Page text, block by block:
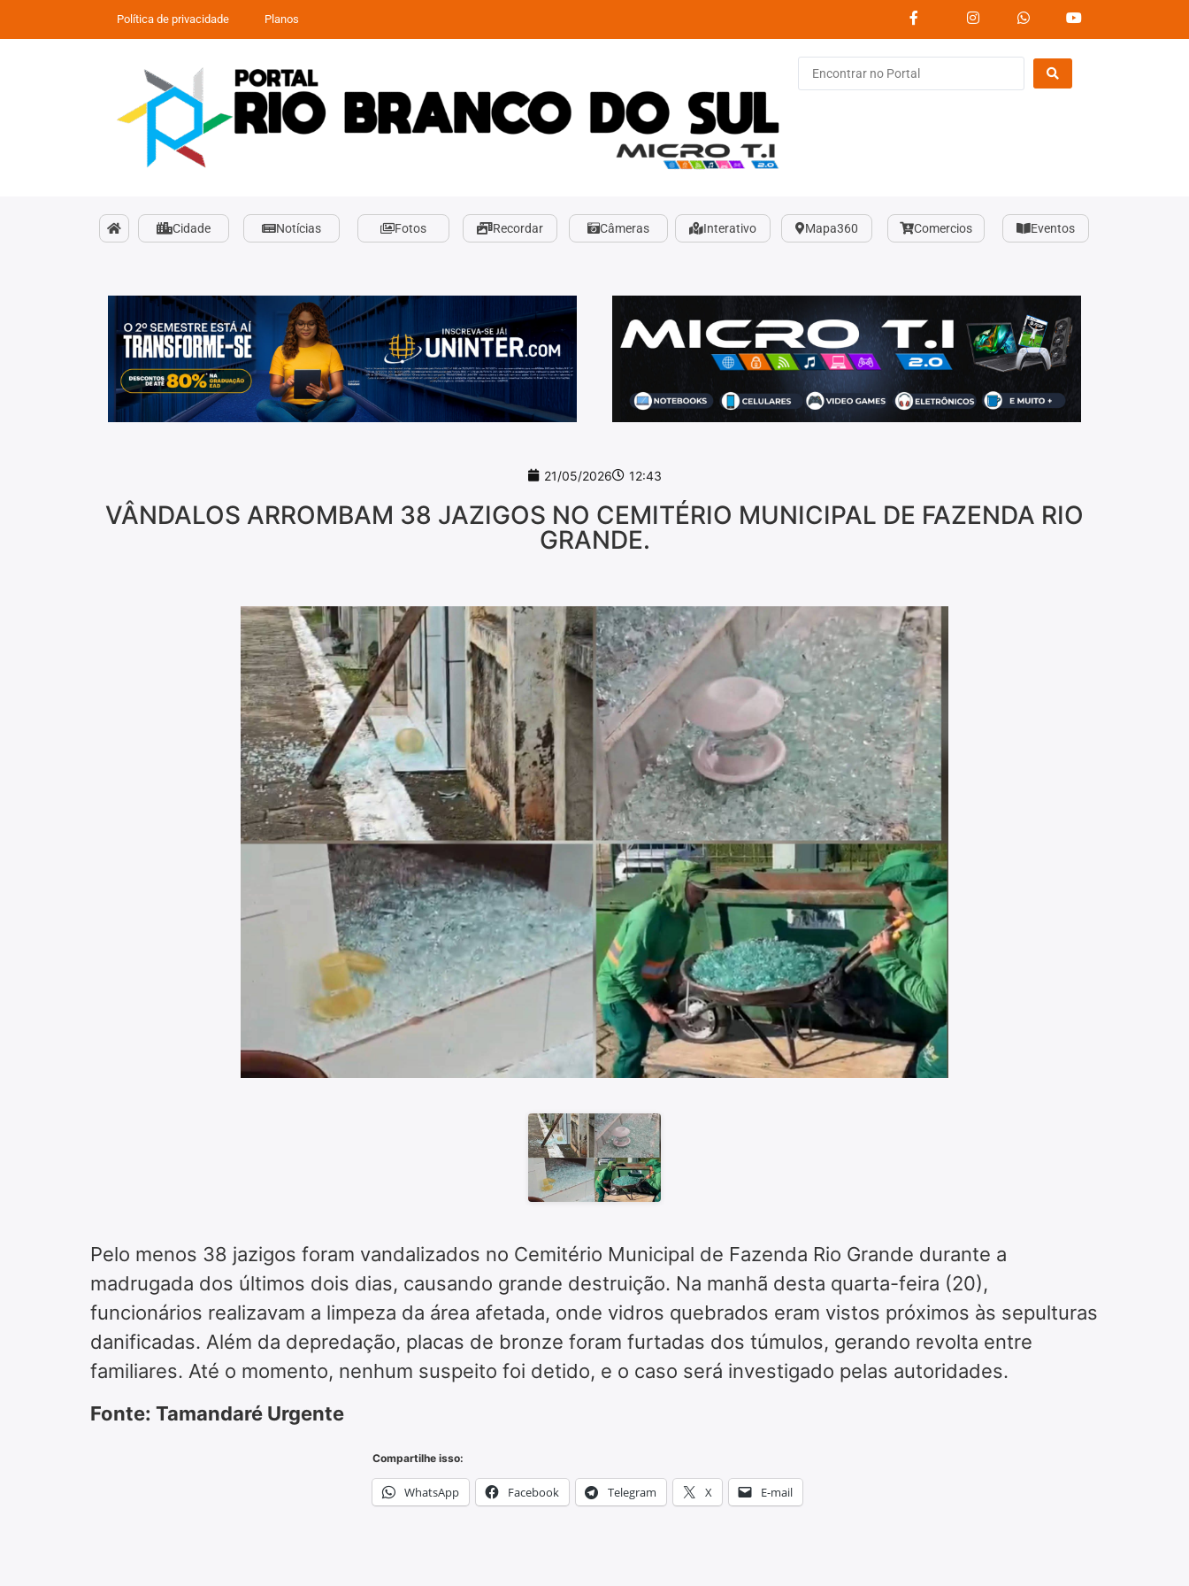
Política de privacidade Planos
Cidade Notícias Fotos Recordar Câmeras Interativo Mapa360 Comercios Eventos
21/05/2026 12:43
VÂNDALOS ARROMBAM 38 JAZIGOS NO CEMITÉRIO MUNICIPAL DE FAZENDA RIO
GRANDE.
Pelo menos 38 jazigos foram vandalizados no Cemitério Municipal de Fazenda Rio Grande durante a
madrugada dos últimos dois dias, causando grande destruição. Na manhã desta quarta-feira (20),
funcionários realizavam a limpeza da área afetada, onde vidros quebrados eram vistos próximos às sepulturas
danificadas. Além da depredação, placas de bronze foram furtadas dos túmulos, gerando revolta entre
familiares. Até o momento, nenhum suspeito foi detido, e o caso será investigado pelas autoridades.
Fonte: Tamandaré Urgente
Compartilhe isso:
WhatsApp Facebook Telegram X E-mail